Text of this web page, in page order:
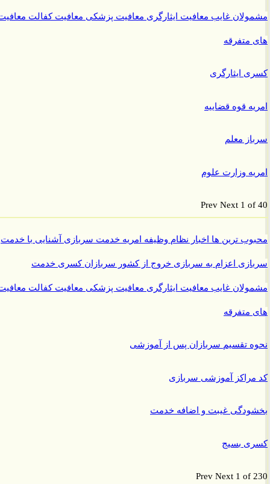
غایبمعافیت ایثارگریمعافیت پزشکیمعافیت کفالتمعافیت
متفرقه
ایثارگری
قوه قضاییه
معلم
وزارت علوم
PrevNext 1
ترین هااخبار نظام وظیفهامریهخدمت سربازیآشنایی با خدمت
اعزام به سربازیخروج از کشور سربازانکسری خدمت
غایبمعافیت ایثارگریمعافیت پزشکیمعافیت کفالتمعافیت
متفرقه
تقسیم سربازان پس از آموزشی
آموزشی سربازی
غیبت و اضافه خدمت
بسیج
PrevNext 1 of